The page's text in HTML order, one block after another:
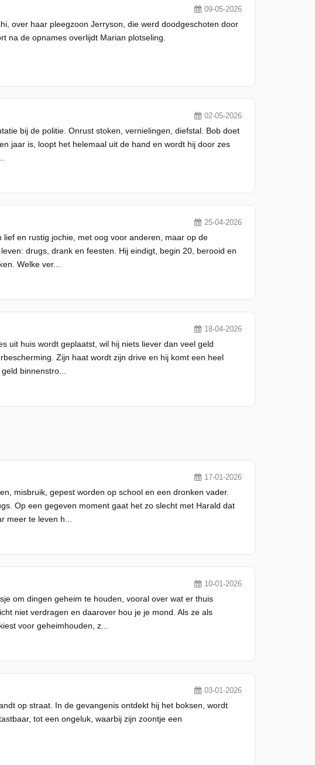
09-05-2026
over haar pleegzoon Jerryson, die werd doodgeschoten door
na de opnames overlijdt Marian plotseling.
02-05-2026
bij de politie. Onrust stoken, vernielingen, diefstal. Bob doet
jaar is, loopt het helemaal uit de hand en wordt hij door zes
25-04-2026
en rustig jochie, met oog voor anderen, maar op de
drugs, drank en feesten. Hij eindigt, begin 20, berooid en
Welke ver...
18-04-2026
uit huis wordt geplaatst, wil hij niets liever dan veel geld
Zijn haat wordt zijn drive en hij komt een heel
binnenstro...
17-01-2026
misbruik, gepest worden op school en een dronken vader.
Op een gegeven moment gaat het zo slecht met Harald dat
meer te leven h...
10-01-2026
om dingen geheim te houden, vooral over wat er thuis
niet verdragen en daarover hou je je mond. Als ze als
voor geheimhouden, z...
03-01-2026
op straat. In de gevangenis ontdekt hij het boksen, wordt
tot een ongeluk, waarbij zijn zoontje een